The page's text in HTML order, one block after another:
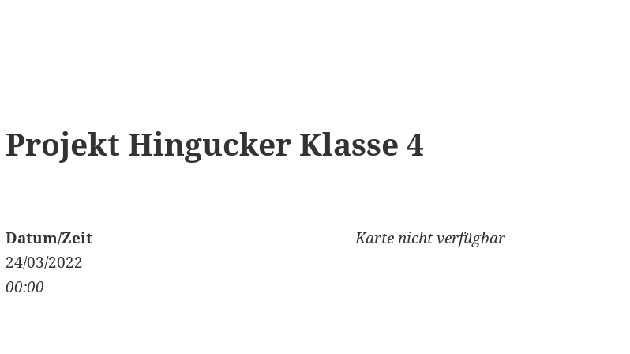
Projekt Hingucker Klasse 4
Karte nicht verfügbar
Datum/Zeit
24/03/2022
00:00